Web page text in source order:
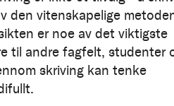
den vitenskapelige
er noe av det viktigste
til andre fagfelt, studenter
skriving kan tenke